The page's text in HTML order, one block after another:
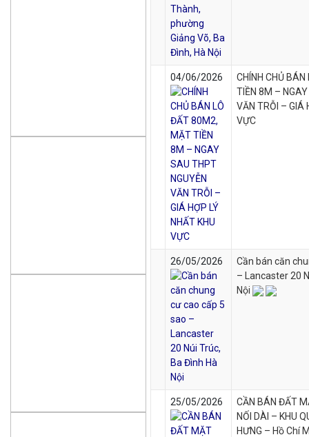
04/06/2026
CHÍNH CHỦ
TIỀN 8M –
VĂN TRỖI – GIÁ
VỰC
26/05/2026
Cần bán căn
– Lancaster 20
Nội
25/05/2026
CẦN BÁN ĐẤT
NỐI DÀI – KHU
HƯNG – Hồ Chí